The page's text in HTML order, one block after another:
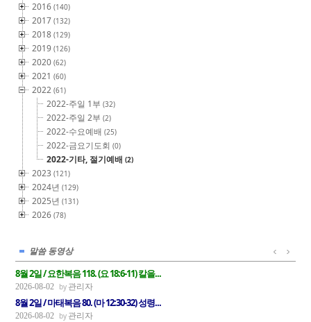
2016(140)
2017(132)
2018(129)
2019(126)
2020(62)
2021(60)
2022(61)
2022-주일 1부(32)
2022-주일 2부(2)
2022-수요예배(25)
2022-금요기도회(0)
2022-기타, 절기예배(2)
2023(121)
2024년(129)
2025년(131)
2026(78)
말씀 동영상
8월 2일 / 요한복음 118. (요 18:6-11) 칼을...
2026-08-02 관리자
8월 2일 / 마태복음 80. (마 12:30-32) 성령...
2026-08-02 관리자